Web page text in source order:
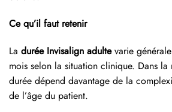
Ce qu’il faut retenir
La durée Invisalign adultevarie
mois selon la situation clinique. Dans
durée dépend davantage de la
de l’âge du patient.